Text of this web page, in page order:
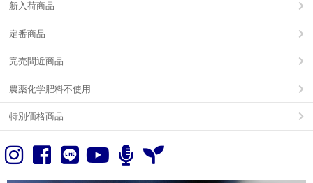
新入荷商品
定番商品
完売間近商品
農薬化学肥料不使用
特別価格商品